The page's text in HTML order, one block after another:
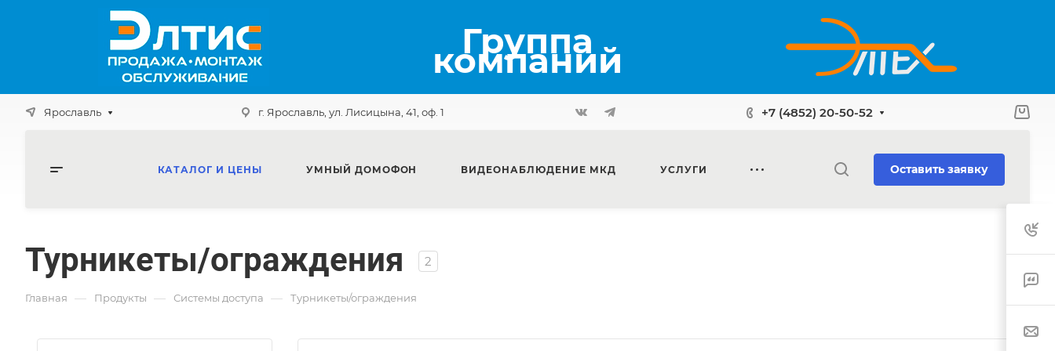
Группа
компаний
Ярославль г. Ярославль, ул. Лисицына, 41, оф. 1 +7 (4852) 20-50-52
КАТАЛОГ И ЦЕНЫ УМНЫЙ ДОМОФОН ВИДЕОНАБЛЮДЕНИЕ МКД УСЛУГИ Оставить заявку
Турникеты/ограждения 2
Главная — Продукты — Системы доступа — Турникеты/ограждения